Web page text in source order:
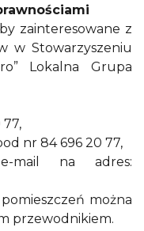
zainteresowane z
w Stowarzyszeniu
Lokalna Grupa
nr 84 696 20 77,
mail na adres:
można
przewodnikiem.